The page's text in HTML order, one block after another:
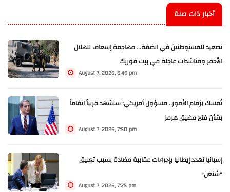
أخبار ذات صلة
تصعيد للمستوطنين في الضفة... مهاجمة إسعاف للهلال
الأحمر ومناشدات عاجلة في بيت فوريك
August 7, 2026, 8:46 pm
نُمسك بزمام الأمور.. مسؤول أمريكي: سنشهد قريباً اتفاقاً
بشأن فتح مضيق هرمز
August 7, 2026, 7:50 pm
إسبانيا تهدد إيطاليا بإجراءات عقابية مضادة بسبب تعليق
"شنغن"
August 7, 2026, 7:25 pm